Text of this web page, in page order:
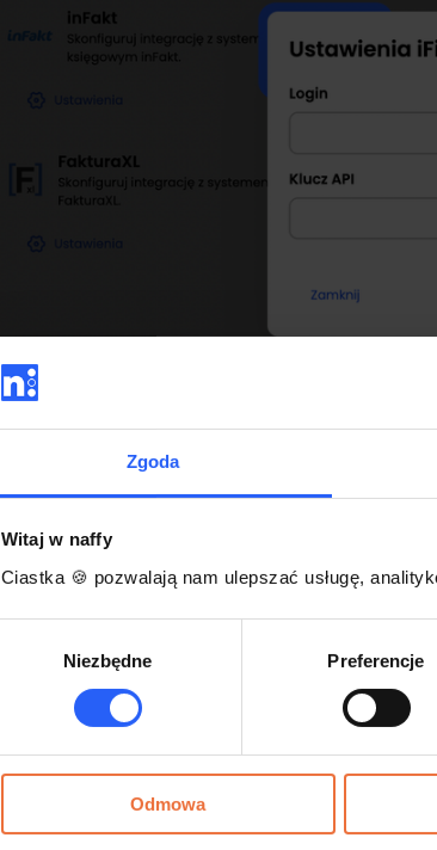
Zgoda
Witaj w naffy
Ciastka 🍪 pozwalają nam ulepszać usługę,
Niezbędne Preferencje
Odmowa